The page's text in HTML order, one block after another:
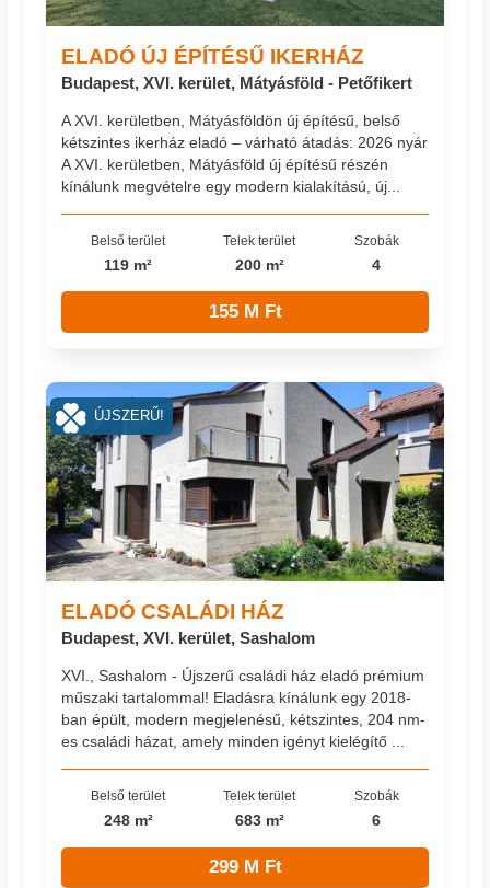
ELADÓ ÚJ ÉPÍTÉSŰ IKERHÁZ
Budapest, XVI. kerület, Mátyásföld - Petőfikert
A XVI. kerületben, Mátyásföldön új építésű, belső
kétszintes ikerház eladó – várható átadás: 2026 nyár
A XVI. kerületben, Mátyásföld új építésű részén
kínálunk megvételre egy modern kialakítású, új...
Belső terület
119 m²
Telek terület
200 m²
Szobák
4
155 M Ft
ELADÓ CSALÁDI HÁZ
Budapest, XVI. kerület, Sashalom
XVI., Sashalom - Újszerű családi ház eladó prémium
műszaki tartalommal! Eladásra kínálunk egy 2018-
ban épült, modern megjelenésű, kétszintes, 204 nm-
es családi házat, amely minden igényt kielégítő ...
Belső terület
248 m²
Telek terület
683 m²
Szobák
6
299 M Ft
ÚJSZERŰ!